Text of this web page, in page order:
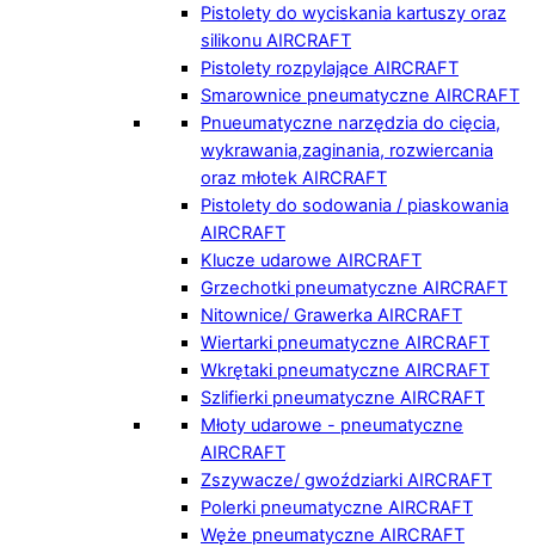
Pistolety do wyciskania kartuszy oraz
silikonu AIRCRAFT
Pistolety rozpylające AIRCRAFT
Smarownice pneumatyczne AIRCRAFT
Pnueumatyczne narzędzia do cięcia,
wykrawania,zaginania, rozwiercania
oraz młotek AIRCRAFT
Pistolety do sodowania / piaskowania
AIRCRAFT
Klucze udarowe AIRCRAFT
Grzechotki pneumatyczne AIRCRAFT
Nitownice/ Grawerka AIRCRAFT
Wiertarki pneumatyczne AIRCRAFT
Wkrętaki pneumatyczne AIRCRAFT
Szlifierki pneumatyczne AIRCRAFT
Młoty udarowe - pneumatyczne
AIRCRAFT
Zszywacze/ gwoździarki AIRCRAFT
Polerki pneumatyczne AIRCRAFT
Węże pneumatyczne AIRCRAFT